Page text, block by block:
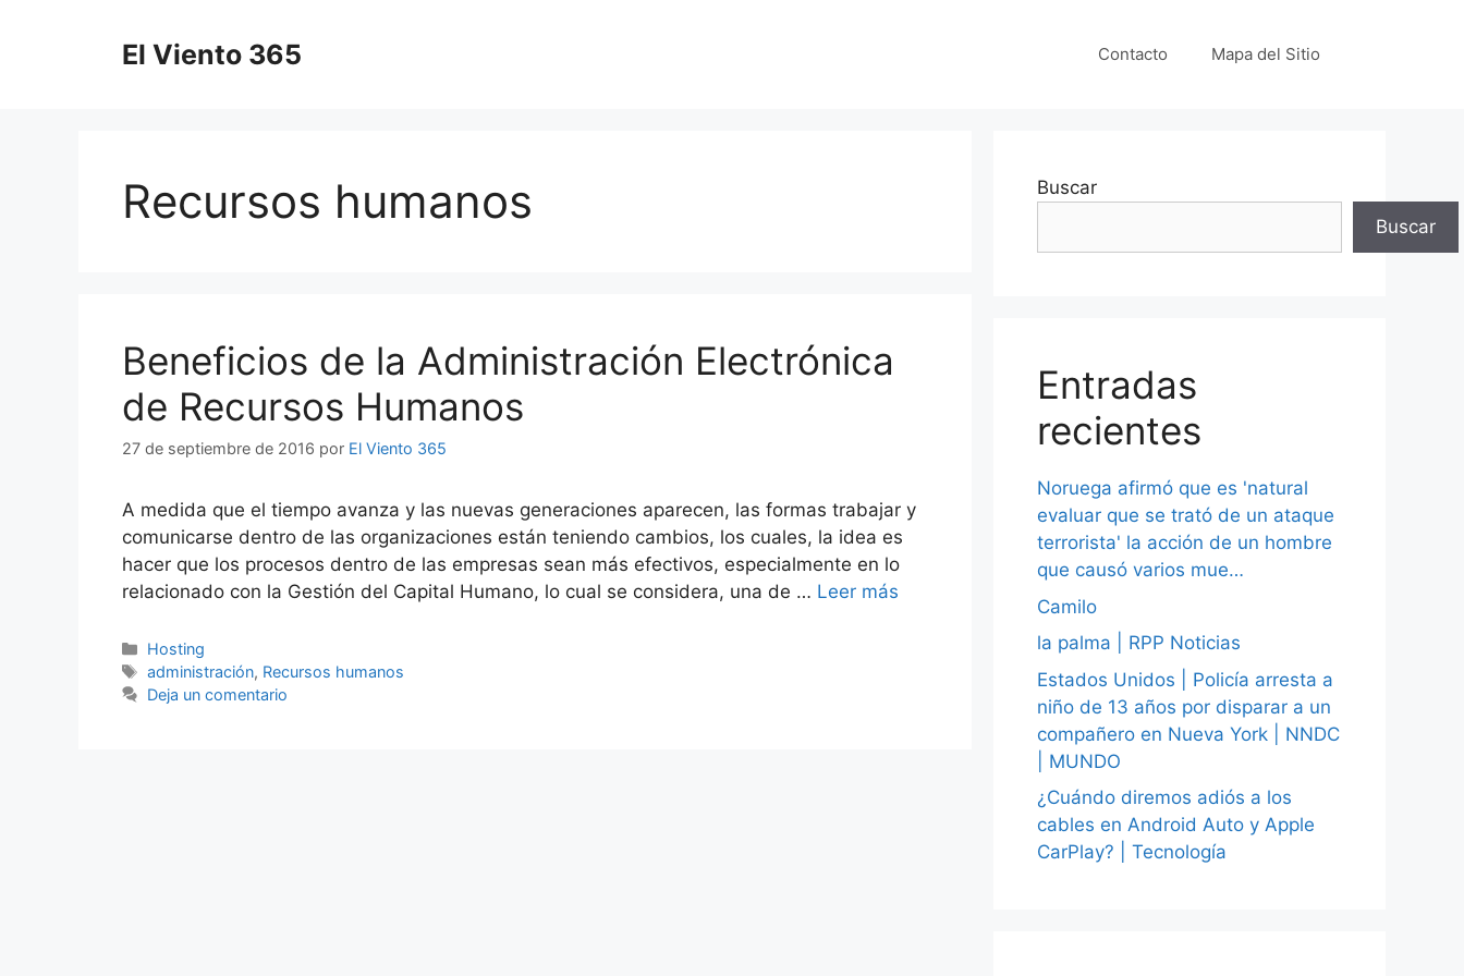
El Viento 365 Contacto Mapa del Sitio
Recursos humanos
Beneficios de la Administración Electrónica
de Recursos Humanos
27 de septiembre de 2016 por El Viento 365
A medida que el tiempo avanza y las nuevas generaciones aparecen, las formas trabajar y
comunicarse dentro de las organizaciones están teniendo cambios, los cuales, la idea es
hacer que los procesos dentro de las empresas sean más efectivos, especialmente en lo
relacionado con la Gestión del Capital Humano, lo cual se considera, una de … Leer más
Categorías
Hosting
Etiquetas
administración, Recursos humanos
Deja un comentario
Buscar
Buscar
Entradas
recientes
Noruega afirmó que es 'natural
evaluar que se trató de un ataque
terrorista' la acción de un hombre
que causó varios mue…
Camilo
la palma | RPP Noticias
Estados Unidos | Policía arresta a
niño de 13 años por disparar a un
compañero en Nueva York | NNDC
| MUNDO
¿Cuándo diremos adiós a los
cables en Android Auto y Apple
CarPlay? | Tecnología